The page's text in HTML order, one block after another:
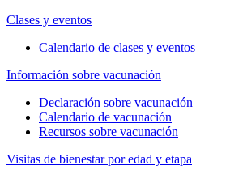
Clases y eventos
Calendario de clases y eventos
Información sobre vacunación
Declaración sobre vacunación
Calendario de vacunación
Recursos sobre vacunación
Visitas de bienestar por edad y etapa